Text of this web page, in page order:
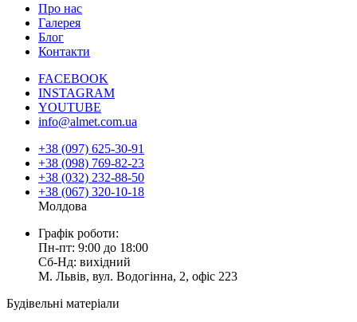
Про нас
Галерея
Блог
Контакти
FACEBOOK
INSTAGRAM
YOUTUBE
info@almet.com.ua
+38 (097) 625-30-91
+38 (098) 769-82-23
+38 (032) 232-88-50
+38 (067) 320-10-18
Молдова
Графік роботи:
Пн-пт: 9:00 до 18:00
Сб-Нд: вихідний
М. Львів, вул. Водогінна, 2, офіс 223
Будівельні матеріали